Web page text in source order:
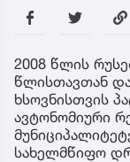
2008 წლის
წლისთავთან
ხსოვნისთვის
ავტონომიური
სახელმწიფო